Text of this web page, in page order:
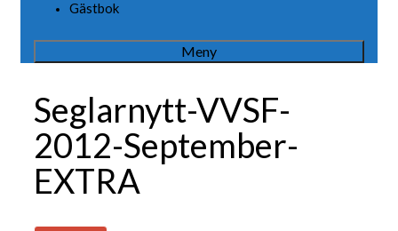
Gästbok
Meny
Seglarnytt-VVSF-
2012-September-
EXTRA